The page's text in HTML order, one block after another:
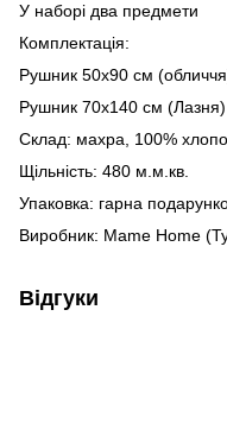
У наборі два предмети
Комплектація:
Рушник 50х90 см
Рушник 70х140 см
Склад: махра, 100%
Щільність: 480 м.м.кв.
Упаковка: гарна
Виробник: Mame Home
Відгуки